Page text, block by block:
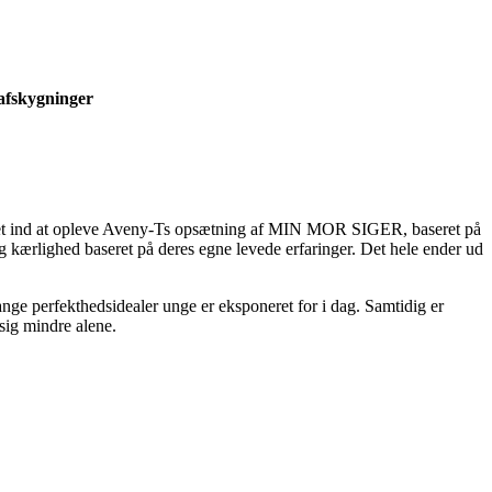
ind at opleve Aveny-Ts opsætning af MIN MOR SIGER, baseret på
baseret på deres egne levede erfaringer. Det hele ender ud
perfekthedsidealer unge er eksponeret for i dag. Samtidig er
mindre alene.